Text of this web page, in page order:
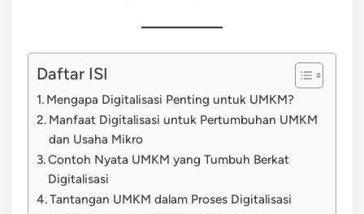
Daftar ISI
Mengapa Digitalisasi Penting untuk UMKM?
Manfaat Digitalisasi untuk Pertumbuhan UMKM
dan Usaha Mikro
Contoh Nyata UMKM yang Tumbuh Berkat
Digitalisasi
Tantangan UMKM dalam Proses Digitalisasi